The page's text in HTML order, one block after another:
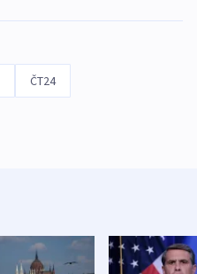
ČT24